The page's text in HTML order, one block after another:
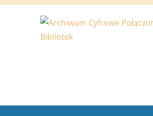
Koniec